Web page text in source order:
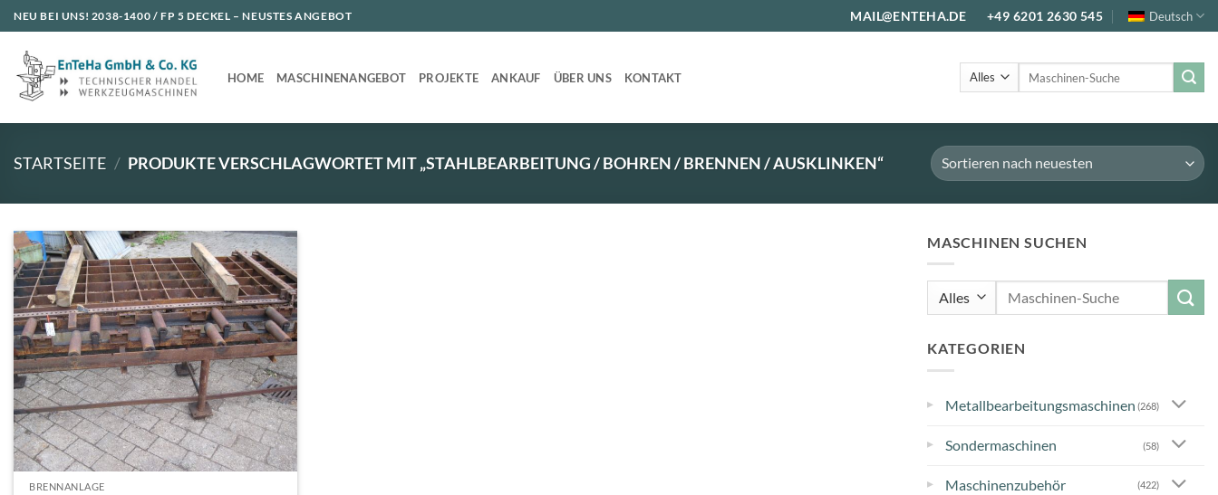
Zum
Inhalt
springen
NEU BEI UNS! 2038-1400 / FP 5 DECKEL – NEUSTES ANGEBOT MAIL@ENTEHA.DE +49 6201 2630 545 Deutsch
HOME MASCHINENANGEBOT PROJEKTE ANKAUF ÜBER UNS KONTAKT
STARTSEITE / PRODUKTE VERSCHLAGWORTET MIT „STAHLBEARBEITUNG / BOHREN / BRENNEN / AUSKLINKEN“
BRENNANLAGE
MASCHINEN SUCHEN
Suche
nach:
KATEGORIEN
▸ Metallbearbeitungsmaschinen (268)
▸ Sondermaschinen (58)
▸ Maschinenzubehör (422)